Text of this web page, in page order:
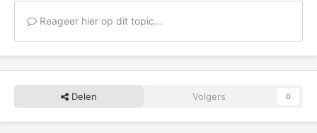
Reageer hier op dit topic...
Delen Volgers 0